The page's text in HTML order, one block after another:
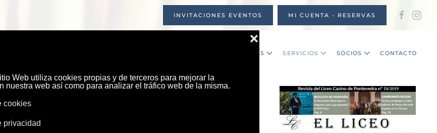
INVITACIONES EVENTOS MI CUENTA - RESERVAS
NOTICIAS SERVICIOS SOCIOS CONTACTO